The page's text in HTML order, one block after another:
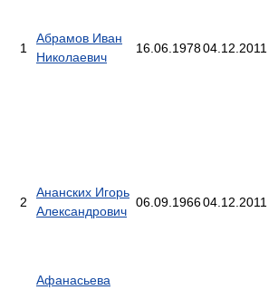
1
Абрамов Иван
Николаевич
16.06.197804.12.2011
2
Ананских Игорь
Александрович
06.09.196604.12.2011
Афанасьева